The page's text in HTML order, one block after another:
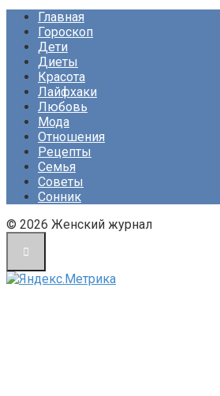
Главная
Гороскоп
Дети
Диеты
Красота
Лайфхаки
Любовь
Мода
Отношения
Рецепты
Семья
Советы
Сонник
© 2026 Женский журнал